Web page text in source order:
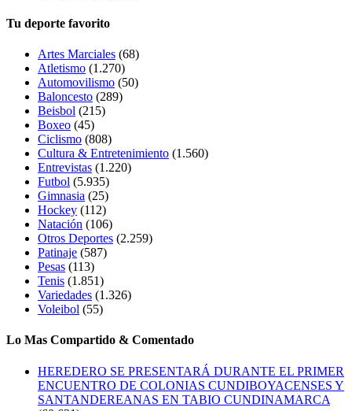
Tu deporte favorito
Artes Marciales (68)
Atletismo (1.270)
Automovilismo (50)
Baloncesto (289)
Beisbol (215)
Boxeo (45)
Ciclismo (808)
Cultura & Entretenimiento (1.560)
Entrevistas (1.220)
Futbol (5.935)
Gimnasia (25)
Hockey (112)
Natación (106)
Otros Deportes (2.259)
Patinaje (587)
Pesas (113)
Tenis (1.851)
Variedades (1.326)
Voleibol (55)
Lo Mas Compartido & Comentado
HEREDERO SE PRESENTARÁ DURANTE EL PRIMER
ENCUENTRO DE COLONIAS CUNDIBOYACENSES Y
SANTANDEREANAS EN TABIO CUNDINAMARCA